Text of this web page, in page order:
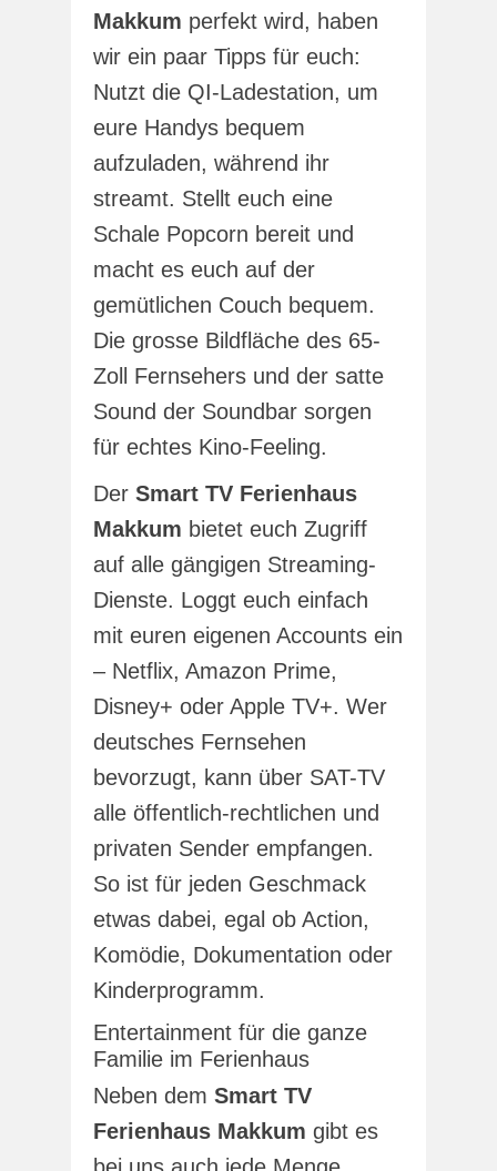
Makkum perfekt wird, haben
wir ein paar Tipps für euch:
Nutzt die QI-Ladestation, um
eure Handys bequem
aufzuladen, während ihr
streamt. Stellt euch eine
Schale Popcorn bereit und
macht es euch auf der
gemütlichen Couch bequem.
Die grosse Bildfläche des 65-
Zoll Fernsehers und der satte
Sound der Soundbar sorgen
für echtes Kino-Feeling.
Der Smart TV Ferienhaus
Makkum bietet euch Zugriff
auf alle gängigen Streaming-
Dienste. Loggt euch einfach
mit euren eigenen Accounts ein
– Netflix, Amazon Prime,
Disney+ oder Apple TV+. Wer
deutsches Fernsehen
bevorzugt, kann über SAT-TV
alle öffentlich-rechtlichen und
privaten Sender empfangen.
So ist für jeden Geschmack
etwas dabei, egal ob Action,
Komödie, Dokumentation oder
Kinderprogramm.
Entertainment für die ganze
Familie im Ferienhaus
Neben dem Smart TV
Ferienhaus Makkum gibt es